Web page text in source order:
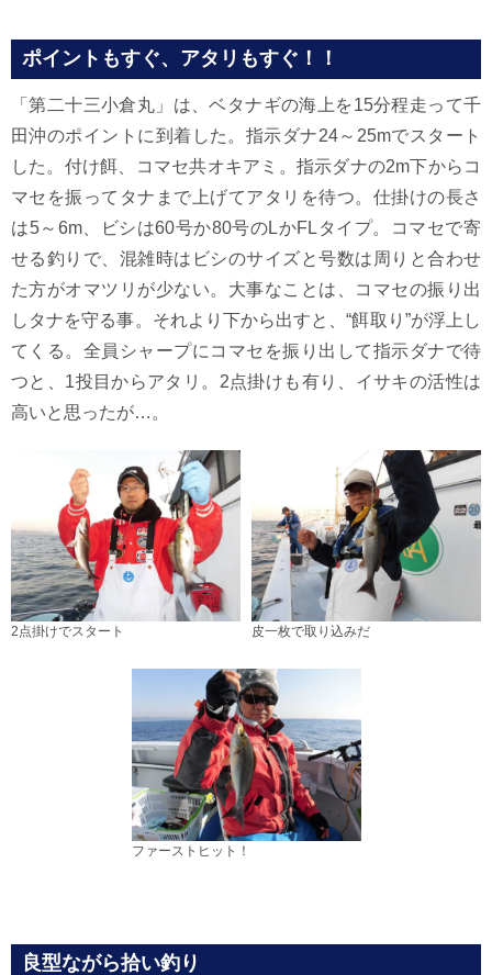
ポイントもすぐ、アタリもすぐ！！
「第二十三小倉丸」は、ベタナギの海上を15分程走って千
田沖のポイントに到着した。指示ダナ24～25mでスタート
した。付け餌、コマセ共オキアミ。指示ダナの2m下からコ
マセを振ってタナまで上げてアタリを待つ。仕掛けの長さ
は5～6m、ビシは60号か80号のLかFLタイプ。コマセで寄
せる釣りで、混雑時はビシのサイズと号数は周りと合わせ
た方がオマツリが少ない。大事なことは、コマセの振り出
しタナを守る事。それより下から出すと、“餌取り”が浮上し
てくる。全員シャープにコマセを振り出して指示ダナで待
つと、1投目からアタリ。2点掛けも有り、イサキの活性は
高いと思ったが…。
2点掛けでスタート 皮一枚で取り込みだ
ファーストヒット！
良型ながら拾い釣り